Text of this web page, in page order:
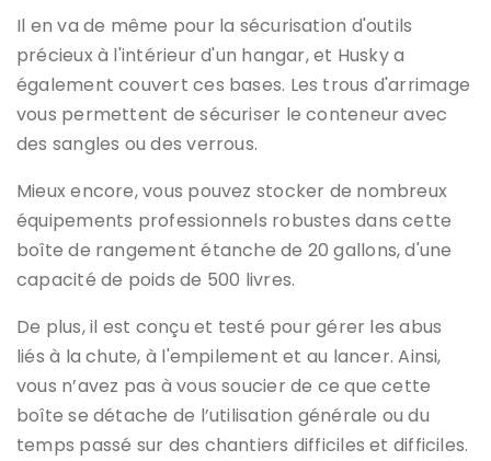
Il en va de même pour la sécurisation d'outils
précieux à l'intérieur d'un hangar, et Husky a
également couvert ces bases. Les trous d'arrimage
vous permettent de sécuriser le conteneur avec
des sangles ou des verrous.
Mieux encore, vous pouvez stocker de nombreux
équipements professionnels robustes dans cette
boîte de rangement étanche de 20 gallons, d'une
capacité de poids de 500 livres.
De plus, il est conçu et testé pour gérer les abus
liés à la chute, à l'empilement et au lancer. Ainsi,
vous n’avez pas à vous soucier de ce que cette
boîte se détache de l’utilisation générale ou du
temps passé sur des chantiers difficiles et difficiles.